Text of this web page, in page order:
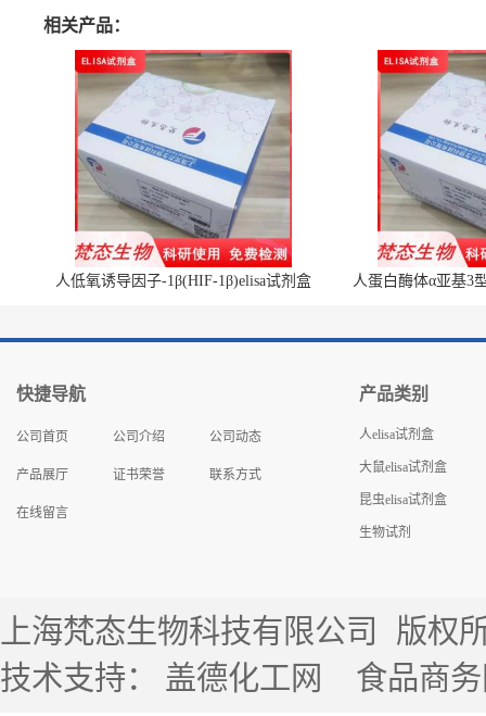
相关产品：
人低氧诱导因子-1β(HIF-1β)elisa试剂盒 人蛋白酶体α亚基3
快捷导航
公司首页 公司介绍 公司动态
产品展厅 证书荣誉 联系方式
在线留言
产品类别
人elisa试剂盒
大鼠elisa试剂盒
昆虫elisa试剂盒
生物试剂
上海梵态生物科技有限公司
版权
技术支持： 盖德化工网 食品商